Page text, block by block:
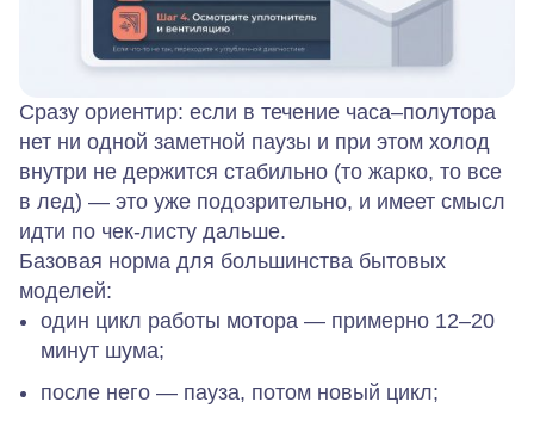
Сразу ориентир: если в течение часа–полутора
нет ни одной заметной паузы и при этом холод
внутри не держится стабильно (то жарко, то все
в лед) — это уже подозрительно, и имеет смысл
идти по чек‑листу дальше.
Базовая норма для большинства бытовых
моделей:
один цикл работы мотора — примерно 12–20
минут шума;
после него — пауза, потом новый цикл;